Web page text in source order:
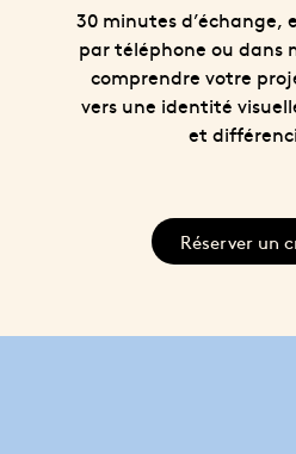
30 minutes d’échange,
par téléphone ou dans
comprendre votre
vers une identité
et
Réserver un